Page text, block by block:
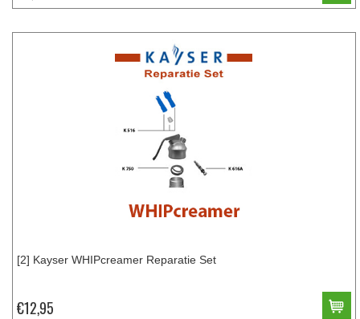
[2] Kayser WHIPcreamer Reparatie Set
€12,95